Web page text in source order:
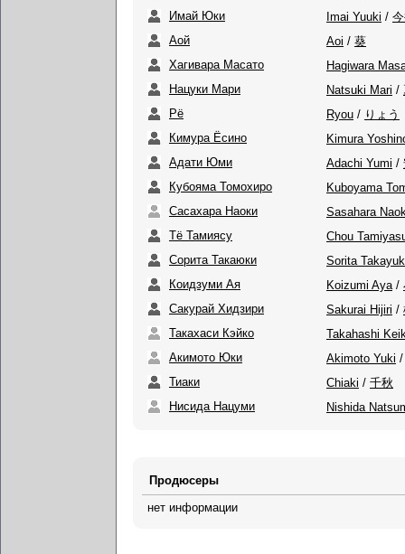
Имай Юки
Imai Yuuki /
Аой
Aoi / 葵
Хагивара Масато
Hagiwara
Нацуки Мари
Natsuki Mari /
Рё
Ryou / りょう
Кимура Ёсино
Kimura
Адати Юми
Adachi Yumi /
Кубояма Томохиро
Kuboyama
Сасахара Наоки
Sasahara
Тё Тамиясу
Chou
Сорита Такаюки
Sorita
Коидзуми Ая
Koizumi Aya /
Сакурай Хидзири
Sakurai Hijiri /
Такахаси Кэйко
Takahashi
Акимото Юки
Akimoto Yuki
Тиаки
Chiaki / 千秋
Нисида Нацуми
Nishida
Продюсеры
нет информации